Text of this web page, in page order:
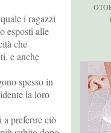
i ragazzi
esposti alle
che
e anche
spesso in
la loro
a preferire ciò